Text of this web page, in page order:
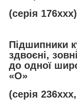
(серія 176ххх)
Підшипники
здвоєні,
до одної
«О»
(серія